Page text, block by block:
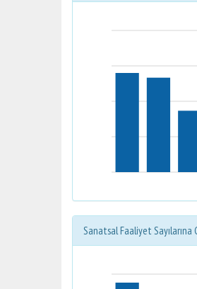
Sanatsal Faaliyet Sayılarına